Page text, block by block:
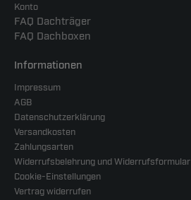
Konto
FAQ Dachträger
FAQ Dachboxen
Informationen
Impressum
AGB
Datenschutzerklärung
Versandkosten
Zahlungsarten
Widerrufsbelehrung und Widerrufsformular
Cookie-Einstellungen
Vertrag widerrufen